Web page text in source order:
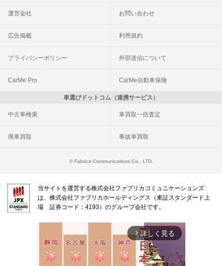
運営会社 お問い合わせ
広告掲載 利用規約
プライバシーポリシー 外部送信について
CarMe Pro CarMe自動車保険
車選びドットコム（連携サービス）
中古車検索 車買取一括査定
廃車買取 事故車買取
© Fabrica Communications Co., LTD.
当サイトを運営する株式会社ファブリカコミュニケーションズ
は、株式会社ファブリカホールディングス（東証スタンダード上
場 証券コード：4193）のグループ会社です。
arrow_forward_ios 詳しく見る